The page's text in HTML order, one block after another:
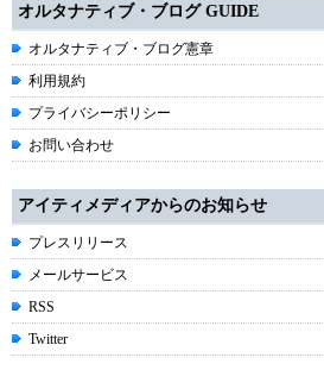
オルタナティブ・ブログ GUIDE
オルタナティブ・ブログ憲章
利用規約
プライバシーポリシー
お問い合わせ
アイティメディアからのお知らせ
プレスリリース
メールサービス
RSS
Twitter